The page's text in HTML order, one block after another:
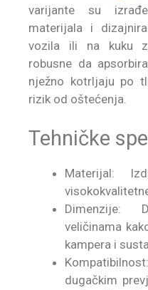
varijante su
materijala i
vozila ili na kuku
robusne da
nježno kotrljaju po
rizik od oštećenja.
Tehničke
Materijal:
Dimenzije:
veličinama
kampera i
dugačkim